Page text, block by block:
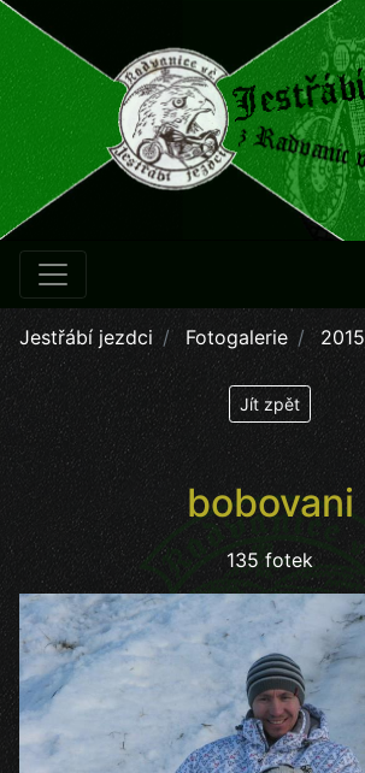
Jestřábí jezdci Fotogalerie 2015
Jít zpět
bobovani
135 fotek